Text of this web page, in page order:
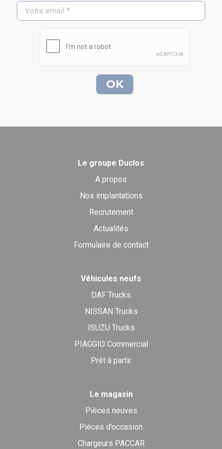
Le groupe Duclos
A propos
Nos implantations
Recrutement
Actualités
Formulaire de contact
Véhicules neufs
DAF Trucks
NISSAN Trucks
ISUZU Trucks
PIAGGIO Commercial
Prêt à partir
Le magasin
Pièces neuves
Pièces d’occasion
Chargeurs PACCAR